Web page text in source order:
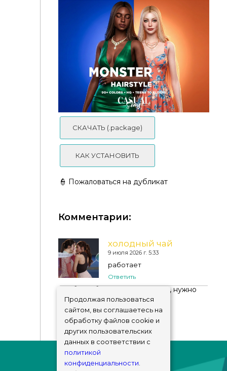
Женская прическа - Lili Hairstyle - Long (With
✨Женская прическа - Straight Hairstyle (No Bangs)
СКАЧАТЬ (.package)
КАК УСТАНОВИТЬ
👮 Пожаловаться на дубликат
Комментарии:
холодный чай
9 июля 2026 г. 5:33
работает
Ответить
Чтобы добавить комментарий, нужно
авторизоваться !
Продолжая пользоваться
сайтом, вы соглашаетесь на
обработку файлов cookie и
других пользовательских
данных в соответствии с
политикой
конфиденциальности.